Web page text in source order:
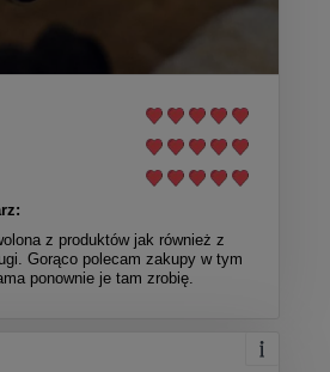
z produktów jak również z
Gorąco polecam zakupy w tym
ponownie je tam zrobię.